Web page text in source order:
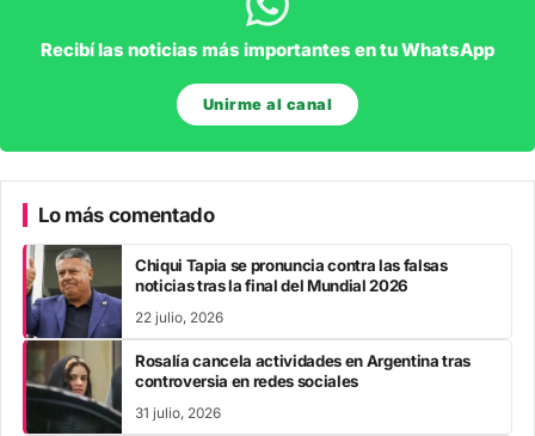
Recibí las noticias más importantes en tu WhatsApp
Unirme al canal
Lo más comentado
Chiqui Tapia se pronuncia contra las falsas
noticias tras la final del Mundial 2026
22 julio, 2026
Rosalía cancela actividades en Argentina tras
controversia en redes sociales
31 julio, 2026